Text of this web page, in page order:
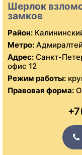
Шерлок
замков
Район:
Метро:
Адрес: Санкт-
офис 12
Режим работы:
Правовая форма: